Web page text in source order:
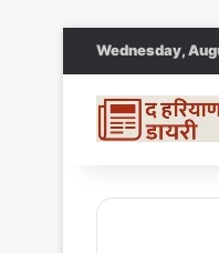
Wednesday,